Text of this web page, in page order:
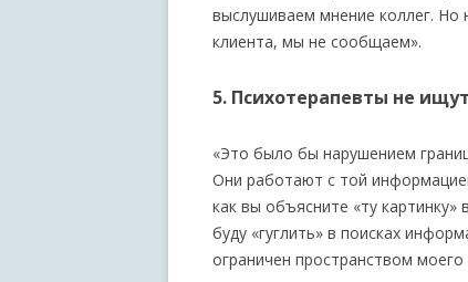
выслушиваем мнение коллег.
клиента, мы не сообщаем».
5. Психотерапевты не
«Это было бы нарушением
Они работают с той
как вы объясните «ту картинку»
буду «гуглить» в поисках
ограничен пространством